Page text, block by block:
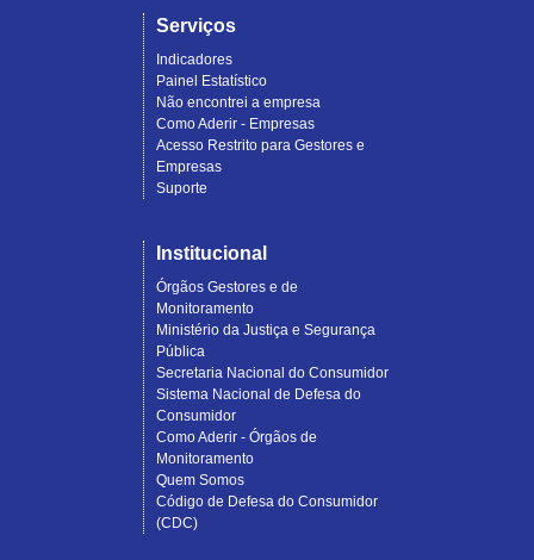
Serviços
Indicadores
Painel Estatístico
Não encontrei a empresa
Como Aderir - Empresas
Acesso Restrito para Gestores e
Empresas
Suporte
Institucional
Órgãos Gestores e de
Monitoramento
Ministério da Justiça e Segurança
Pública
Secretaria Nacional do Consumidor
Sistema Nacional de Defesa do
Consumidor
Como Aderir - Órgãos de
Monitoramento
Quem Somos
Código de Defesa do Consumidor
(CDC)